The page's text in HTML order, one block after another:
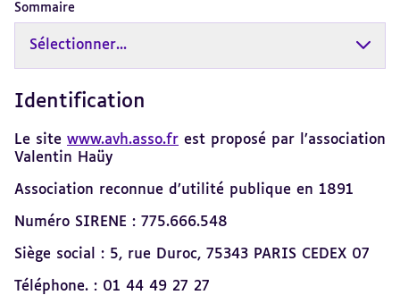
Sommaire
Sélectionner...
Identification
Le site www.avh.asso.fr est proposé par l’association
Valentin Haüy
Association reconnue d’utilité publique en 1891
Numéro SIRENE : 775.666.548
Siège social : 5, rue Duroc, 75343 PARIS CEDEX 07
Téléphone. : 01 44 49 27 27
Revenir
sommaire